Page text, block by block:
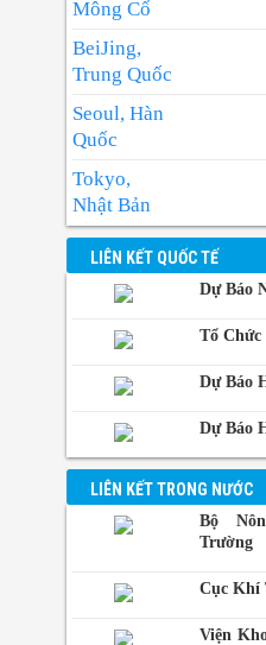
giật mạnh.
Mông Cổ
BeiJing,
Trung Quốc
Seoul, Hàn
Quốc
Tokyo,
Nhật Bản
BangKok,
Thái Lan
Manila,
Philippin
Phnom-
Penh,
Campuchia
LIÊN KẾT QUỐC TẾ
Dự Báo
Tổ
Dự Báo
Dự Báo
LIÊN KẾT TRONG NƯỚC
Bộ
Trường
Cục Khí
Viện